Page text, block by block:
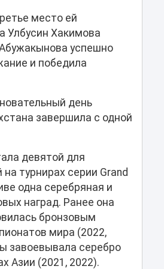
место ей
Улбусин Хакимова
успешно
и победила
день
завершила с одной
девятой для
турнирах серии Grand
одна серебряная и
наград. Ранее она
бронзовым
мира (2022,
завоевывала серебро
Азии (2021, 2022).